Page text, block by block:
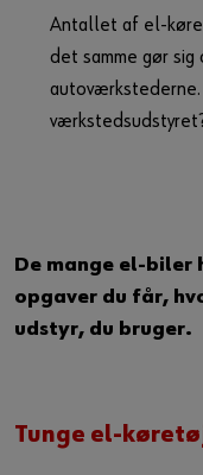
Guide
Har du lyst til at
Bliv
Antallet af el-
det samme gør
De mange el-
opgaver du får,
udstyr, du bruger.
Tunge el-